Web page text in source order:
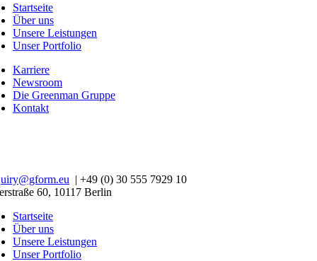
Startseite
Über uns
Unsere Leistungen
Unser Portfolio
Karriere
Newsroom
Die Greenman Gruppe
Kontakt
| +49 (0) 30 555 7929 10
60, 10117 Berlin
Startseite
Über uns
Unsere Leistungen
Unser Portfolio